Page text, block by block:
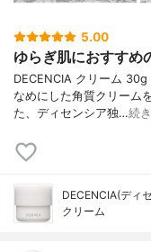
5.00
ゆらぎ肌におすすめ
DECENCIA クリーム
なめにした角質クリーム
た、ディセンシア独…続
DECENCIA(ディ
クリーム